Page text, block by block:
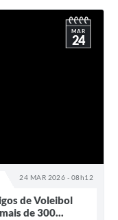
24 MAR 2026 - 08h12
MAR
24
de Voleibol
de 300...